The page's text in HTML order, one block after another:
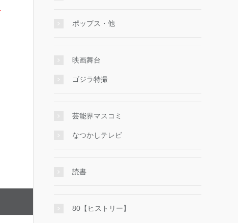
ポップス・他
映画舞台
ゴジラ特撮
芸能界マスコミ
なつかしテレビ
読書
80【ヒストリー】